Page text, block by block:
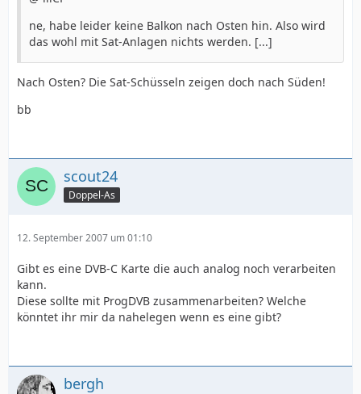
ne, habe leider keine Balkon nach Osten hin. Also wird
das wohl mit Sat-Anlagen nichts werden. [...]
Nach Osten? Die Sat-Schüsseln zeigen doch nach Süden!
bb
scout24
Doppel-As
12. September 2007 um 01:10
Gibt es eine DVB-C Karte die auch analog noch verarbeiten
kann.
Diese sollte mit ProgDVB zusammenarbeiten? Welche
könntet ihr mir da nahelegen wenn es eine gibt?
bergh